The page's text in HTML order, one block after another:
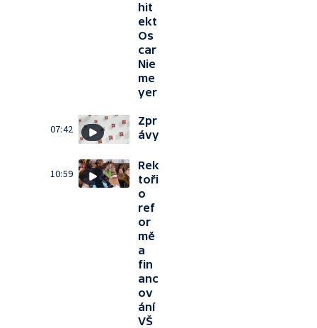
hit
ekt
Os
car
Nie
me
yer
07:42
Zpr
ávy
10:59
Rek
toři
o
ref
or
mě
a
fin
anc
ov
ání
VŠ